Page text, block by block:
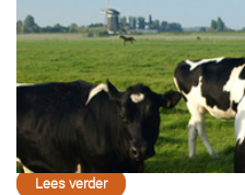
Lees verder